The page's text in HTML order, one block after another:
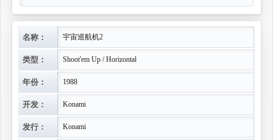
名称： 宇宙巡航机2
类型： Shoot'em Up / Horizontal
年份： 1988
开发： Konami
发行： Konami